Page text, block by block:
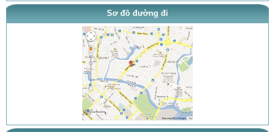
Sơ đồ đường đi
thông báo khai trương
tra ty, béc của bơm theo tai l...
tra ty, béc của bơm theo tai l...